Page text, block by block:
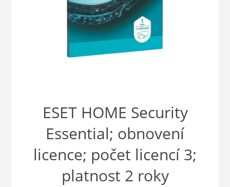
ESET HOME Security
Essential; obnovení
licence; počet licencí 3;
platnost 2 roky